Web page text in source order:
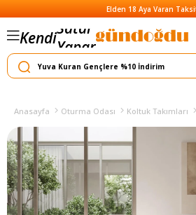
Elden 18 Aya Varan
KendiYapar
Satar
Anasayfa Oturma Odası Koltuk Takımları